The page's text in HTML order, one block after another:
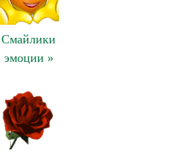
Смайлики
эмоции »